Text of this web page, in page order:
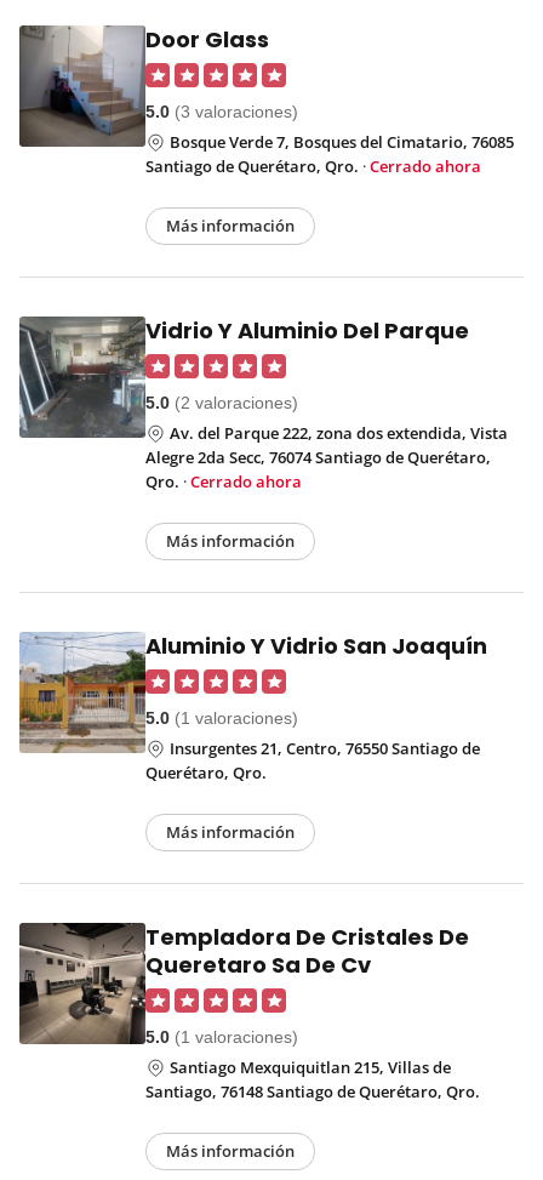
Door Glass
5.0 (3 valoraciones)
Bosque Verde 7, Bosques del Cimatario, 76085
Santiago de Querétaro, Qro. ·Cerrado ahora
Más información
Vidrio Y Aluminio Del Parque
5.0 (2 valoraciones)
Av. del Parque 222, zona dos extendida, Vista
Alegre 2da Secc, 76074 Santiago de Querétaro,
Qro. ·Cerrado ahora
Más información
Aluminio Y Vidrio San Joaquín
5.0 (1 valoraciones)
Insurgentes 21, Centro, 76550 Santiago de
Querétaro, Qro.
Más información
Templadora De Cristales De
Queretaro Sa De Cv
5.0 (1 valoraciones)
Santiago Mexquiquitlan 215, Villas de
Santiago, 76148 Santiago de Querétaro, Qro.
Más información